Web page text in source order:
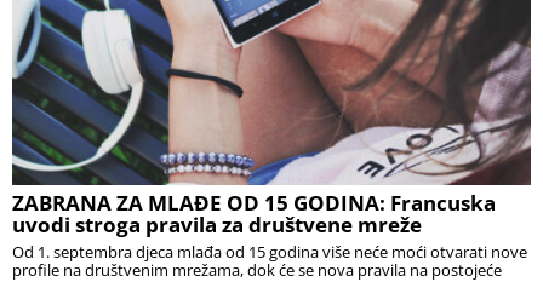
ZABRANA ZA MLAĐE OD 15 GODINA: Francuska
uvodi stroga pravila za društvene mreže
Od 1. septembra djeca mlađa od 15 godina više neće moći otvarati nove
profile na društvenim mrežama, dok će se nova pravila na postojeće